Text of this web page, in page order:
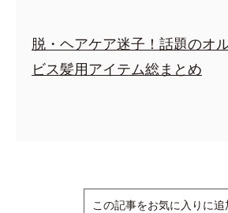
脱・ヘアケア迷子！話題のオ
ビス髪用アイテム総まとめ
この記事をお気に入りに追